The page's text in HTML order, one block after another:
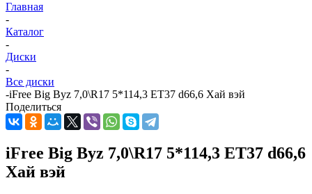
Главная
-
Каталог
-
Диски
-
Все диски
-iFree Big Byz 7,0\R17 5*114,3 ET37 d66,6 Хай вэй
Поделиться
iFree Big Byz 7,0\R17 5*114,3 ET37 d66,6
Хай вэй